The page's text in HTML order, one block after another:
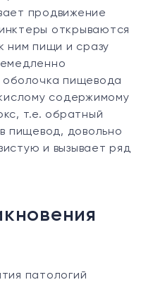
продвижение
открываются
ним пищи и сразу
оболочка пищевода
содержимому
т.е. обратный
пищевод, довольно
и вызывает ряд
патологий